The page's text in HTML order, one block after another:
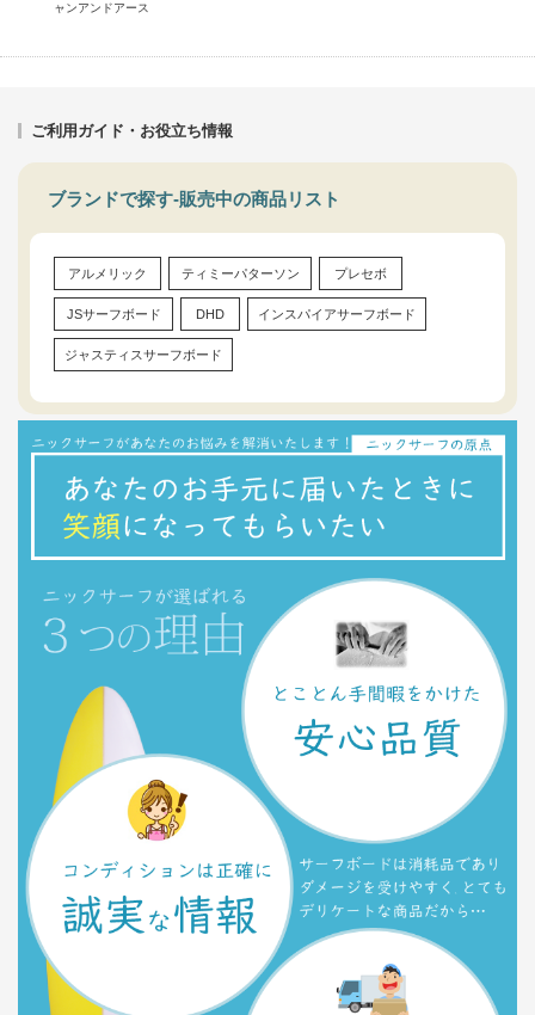
ャンアンドアース
ご利用ガイド・お役立ち情報
ブランドで探す-販売中の商品リスト
アルメリック ティミーパターソン プレセボ
JSサーフボード DHD インスパイアサーフボード
ジャスティスサーフボード